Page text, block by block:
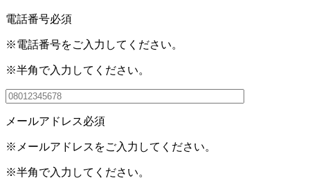
電話番号必須
※電話番号をご入力してください。
※半角で入力してください。
メールアドレス必須
※メールアドレスをご入力してください。
※半角で入力してください。